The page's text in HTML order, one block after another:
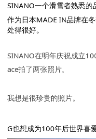
SINANO一个滑雪者熟悉的
作为日本MADE IN品牌在
处得很好。
SINANO在明年庆祝成立
ace拍了两张照片。
我想是很珍贵的照片。
G也想成为100年后世界喜